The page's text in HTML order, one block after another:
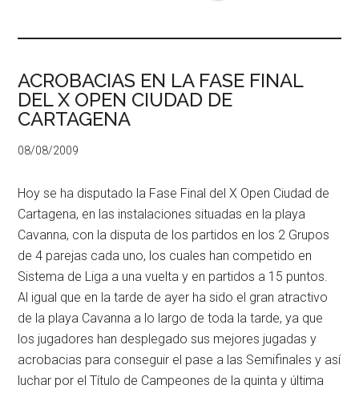
ACROBACIAS EN LA FASE FINAL
DEL X OPEN CIUDAD DE
CARTAGENA
08/08/2009
Hoy se ha disputado la Fase Final del X Open Ciudad de
Cartagena, en las instalaciones situadas en la playa
Cavanna, con la disputa de los partidos en los 2 Grupos
de 4 parejas cada uno, los cuales han competido en
Sistema de Liga a una vuelta y en partidos a 15 puntos.
Al igual que en la tarde de ayer ha sido el gran atractivo
de la playa Cavanna a lo largo de toda la tarde, ya que
los jugadores han desplegado sus mejores jugadas y
acrobacias para conseguir el pase a las Semifinales y así
luchar por el Título de Campeones de la quinta y última